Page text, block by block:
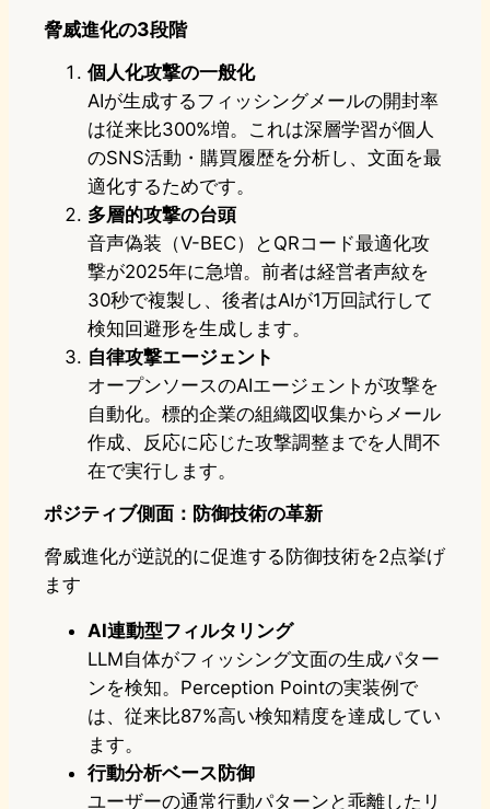
脅威進化の3段階
個人化攻撃の一般化
AIが生成するフィッシングメールの開封率
は従来比300%増。これは深層学習が個人
のSNS活動・購買履歴を分析し、文面を最
適化するためです。
多層的攻撃の台頭
音声偽装（V-BEC）とQRコード最適化攻
撃が2025年に急増。前者は経営者声紋を
30秒で複製し、後者はAIが1万回試行して
検知回避形を生成します。
自律攻撃エージェント
オープンソースのAIエージェントが攻撃を
自動化。標的企業の組織図収集からメール
作成、反応に応じた攻撃調整までを人間不
在で実行します。
ポジティブ側面：防御技術の革新
脅威進化が逆説的に促進する防御技術を2点挙げ
ます
AI連動型フィルタリング
LLM自体がフィッシング文面の生成パター
ンを検知。Perception Pointの実装例で
は、従来比87%高い検知精度を達成してい
ます。
行動分析ベース防御
ユーザーの通常行動パターンと乖離したリ